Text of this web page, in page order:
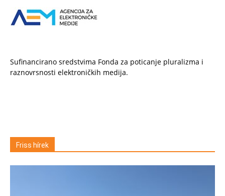
Sufinancirano sredstvima Fonda za poticanje pluralizma i
raznovrsnosti elektroničkih medija.
Friss hírek